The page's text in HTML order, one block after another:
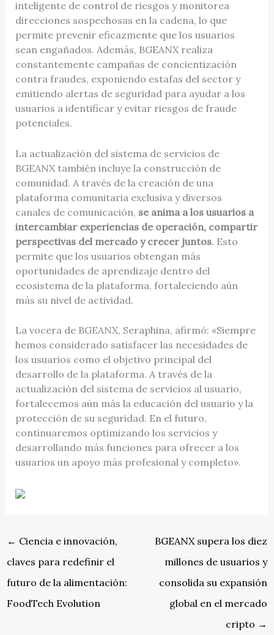
inteligente de control de riesgos y monitorea
direcciones sospechosas en la cadena, lo que
permite prevenir eficazmente que los usuarios
sean engañados. Además, BGEANX realiza
constantemente campañas de concientización
contra fraudes, exponiendo estafas del sector y
emitiendo alertas de seguridad para ayudar a los
usuarios a identificar y evitar riesgos de fraude
potenciales.
La actualización del sistema de servicios de
BGEANX también incluye la construcción de
comunidad. A través de la creación de una
plataforma comunitaria exclusiva y diversos
canales de comunicación, se anima a los usuarios a
intercambiar experiencias de operación, compartir
perspectivas del mercado y crecer juntos. Esto
permite que los usuarios obtengan más
oportunidades de aprendizaje dentro del
ecosistema de la plataforma, fortaleciendo aún
más su nivel de actividad.
La vocera de BGEANX, Seraphina, afirmó: «Siempre
hemos considerado satisfacer las necesidades de
los usuarios como el objetivo principal del
desarrollo de la plataforma. A través de la
actualización del sistema de servicios al usuario,
fortalecemos aún más la educación del usuario y la
protección de su seguridad. En el futuro,
continuaremos optimizando los servicios y
desarrollando más funciones para ofrecer a los
usuarios un apoyo más profesional y completo».
← Ciencia e innovación,
claves para redefinir el
futuro de la alimentación:
FoodTech Evolution
BGEANX supera los diez
millones de usuarios y
consolida su expansión
global en el mercado
cripto →